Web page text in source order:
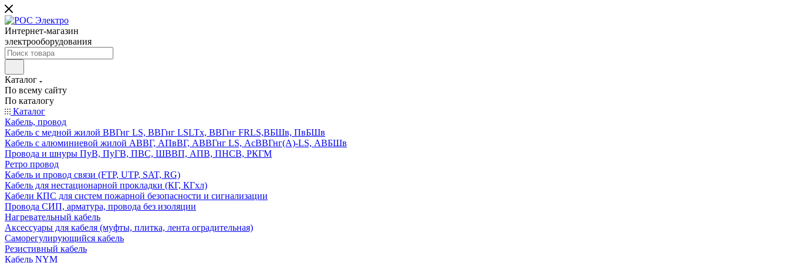
Интернет-магазин
электрооборудования
Каталог
По всему сайту
По каталогу
Каталог
Кабель, провод
Кабель с медной жилой ВВГнг LS, ВВГнг LSLTx, ВВГнг FRLS,ВБШв, ПвБШв
Кабель с алюминиевой жилой АВВГ, АПвВГ, АВВГнг LS, АсВВГнг(А)-LS, АВБШв
Провода и шнуры ПуВ, ПуГВ, ПВС, ШВВП, АПВ, ПНСВ, РКГМ
Ретро провод
Кабель и провод связи (FTP, UTP, SAT, RG)
Кабель для нестационарной прокладки (КГ, КГхл)
Кабели КПС для систем пожарной безопасности и сигнализации
Провода СИП, арматура, провода без изоляции
Нагревательный кабель
Аксессуары для кабеля (муфты, плитка, лента оградительная)
Саморегулирующийся кабель
Резистивный кабель
Кабель NYM